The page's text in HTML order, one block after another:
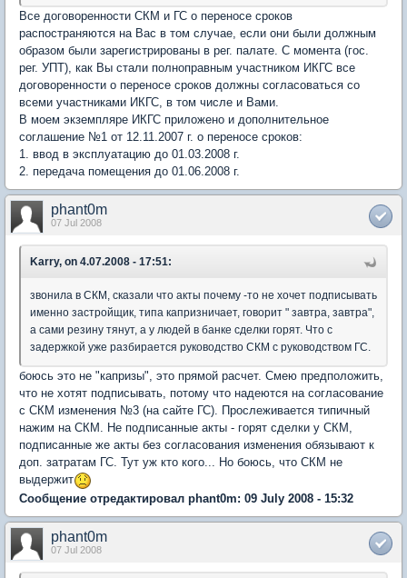
Все договоренности СКМ и ГС о переносе сроков
распостраняются на Вас в том случае, если они были должным
образом были зарегистрированы в рег. палате. С момента (гос.
рег. УПТ), как Вы стали полноправным участником ИКГС все
договоренности о переносе сроков должны согласоваться со
всеми участниками ИКГС, в том числе и Вами.
В моем экземпляре ИКГС приложено и дополнительное
соглашение №1 от 12.11.2007 г. о переносе сроков:
1. ввод в эксплуатацию до 01.03.2008 г.
2. передача помещения до 01.06.2008 г.
phant0m
07 Jul 2008
Karry, on 4.07.2008 - 17:51:
звонила в СКМ, сказали что акты почему -то не хочет подписывать
именно застройщик, типа капризничает, говорит " завтра, завтра",
а сами резину тянут, а у людей в банке сделки горят. Что с
задержкой уже разбирается руководство СКМ с руководством ГС.
боюсь это не "капризы", это прямой расчет. Смею предположить,
что не хотят подписывать, потому что надеются на согласование
с СКМ изменения №3 (на сайте ГС). Прослеживается типичный
нажим на СКМ. Не подписанные акты - горят сделки у СКМ,
подписанные же акты без согласования изменения обязывают к
доп. затратам ГС. Тут уж кто кого... Но боюсь, что СКМ не
выдержит
Сообщение отредактировал phant0m: 09 July 2008 - 15:32
phant0m
07 Jul 2008